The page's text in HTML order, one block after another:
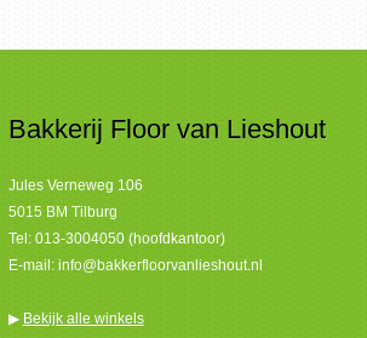
Bakkerij Floor van Lieshout
Jules Verneweg 106
5015 BM Tilburg
Tel: 013-3004050 (hoofdkantoor)
E-mail: info@bakkerfloorvanlieshout.nl
▶ Bekijk alle winkels